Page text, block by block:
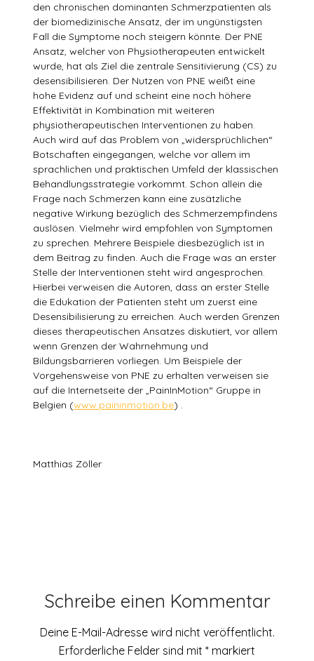
den chronischen dominanten Schmerzpatienten als
der biomedizinische Ansatz, der im ungünstigsten
Fall die Symptome noch steigern könnte. Der PNE
Ansatz, welcher von Physiotherapeuten entwickelt
wurde, hat als Ziel die zentrale Sensitivierung (CS) zu
desensibilisieren. Der Nutzen von PNE weißt eine
hohe Evidenz auf und scheint eine noch höhere
Effektivität in Kombination mit weiteren
physiotherapeutischen Interventionen zu haben.
Auch wird auf das Problem von „widersprüchlichen“
Botschaften eingegangen, welche vor allem im
sprachlichen und praktischen Umfeld der klassischen
Behandlungsstrategie vorkommt. Schon allein die
Frage nach Schmerzen kann eine zusätzliche
negative Wirkung bezüglich des Schmerzempfindens
auslösen. Vielmehr wird empfohlen von Symptomen
zu sprechen. Mehrere Beispiele diesbezüglich ist in
dem Beitrag zu finden. Auch die Frage was an erster
Stelle der Interventionen steht wird angesprochen.
Hierbei verweisen die Autoren, dass an erster Stelle
die Edukation der Patienten steht um zuerst eine
Desensibilisierung zu erreichen. Auch werden Grenzen
dieses therapeutischen Ansatzes diskutiert, vor allem
wenn Grenzen der Wahrnehmung und
Bildungsbarrieren vorliegen. Um Beispiele der
Vorgehensweise von PNE zu erhalten verweisen sie
auf die Internetseite der „PainInMotion“ Gruppe in
Belgien (www.paininmotion.be) .
Matthias Zöller
Schreibe einen Kommentar
Deine E-Mail-Adresse wird nicht veröffentlicht.
Erforderliche Felder sind mit * markiert